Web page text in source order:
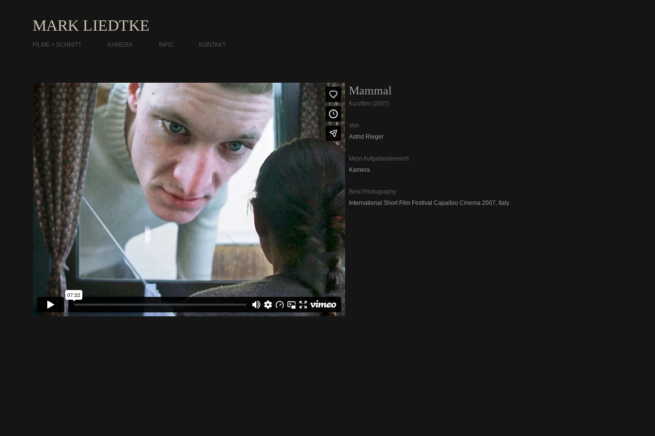
MARK LIEDTKE
FILME + SCHNITT KAMERA INFO KONTAKT
Mammal
Kurzfilm (2007)
Von
Astrid Rieger
Mein Aufgabenbereich
Kamera
Best Photography
International Short Film Festival Capalbio Cinema 2007, Italy